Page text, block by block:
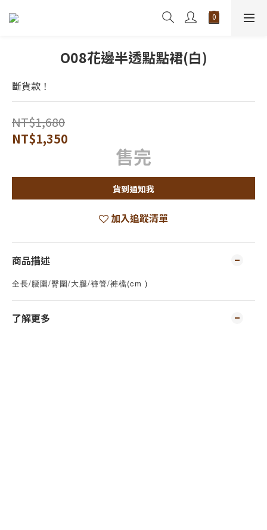
O08花邊半透點點裙(白)
斷貨款！
NT$1,680
NT$1,350
售完
貨到通知我
加入追蹤清單
商品描述
全長/腰圍 /臀圍 /大腿/褲管/褲檔(cm )
了解更多